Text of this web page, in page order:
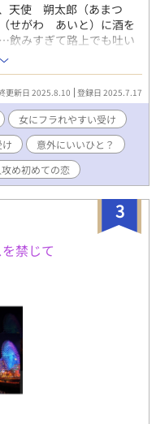
天使 朔太郎（あまつ
せがわ あいと）に酒を
みすぎて路上でも吐い
捨ておいて自宅で彼女と
で自分が撒き散らした吐
一人の男が現れる。 その
囲気を持った色男
思えば実はクズな男の
ーンには＊を入れてあり
更新日 2025.8.10 登録日 2025.7.17
女にフラれやすい受け
意外にいいひと？
め初めての恋
3
禁じて